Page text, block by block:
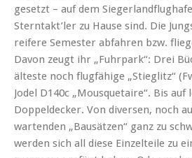
gesetzt – auf dem
Sterntakt’ler zu Hause sind. Die
reifere Semester abfahren bzw.
Davon zeugt ihr „Fuhrpark“: Drei
älteste noch flugfähige „Stieglitz“
Jodel D140c „Mousquetaire“. Bis auf
Doppeldecker. Von diversen, noch
wartenden „Bausätzen“ ganz zu
werden sich all diese Einzelteile zu